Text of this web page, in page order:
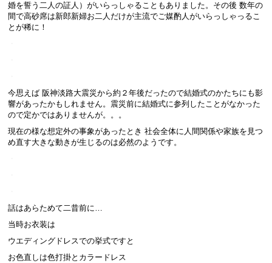
婚を誓う二人の証人）がいらっしゃることもありました。その後 数年の
間で高砂席は新郎新婦お二人だけが主流でご媒酌人がいらっしゃっるこ
とが稀に！
今思えば 阪神淡路大震災から約２年後だったので結婚式のかたちにも影
響があったかもしれません。震災前に結婚式に参列したことがなかった
ので定かではありませんが。。。
現在の様な想定外の事象があったとき 社会全体に人間関係や家族を見つ
め直す大きな動きが生じるのは必然のようです。
話はあらためて二昔前に…
当時お衣装は
ウエディングドレスでの挙式ですと
お色直しは色打掛とカラードレス